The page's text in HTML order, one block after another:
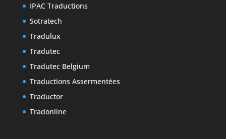
IPAC Traductions
Sotratech
Tradulux
Tradutec
Tradutec Belgium
Traductions Assermentées
Traductor
Tradonline